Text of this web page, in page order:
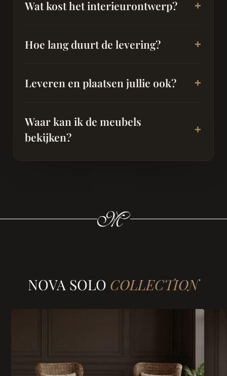
Wat kost het interieurontwerp?
Hoe lang duurt de levering?
Leveren en plaatsen jullie ook?
Waar kan ik de meubels
bekijken?
NOVA SOLO COLLECTION